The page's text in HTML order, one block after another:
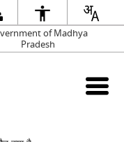
of Madhya
Pradesh